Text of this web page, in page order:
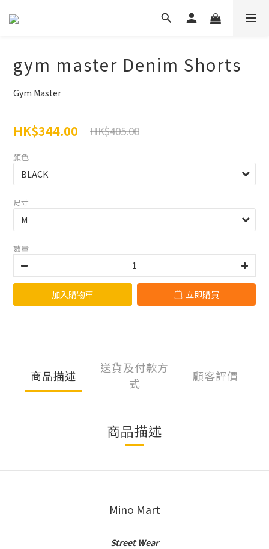
gym master Denim Shorts
Gym Master
HK$344.00 HK$405.00
顏色
尺寸
數量
加入購物車 立即購買
商品描述
送貨及付款方
式
顧客評價
商品描述
Mino Mart
Street Wear